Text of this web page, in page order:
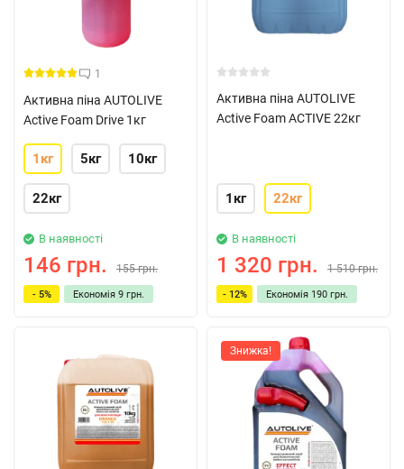
1
Активна піна AUTOLIVE
Active Foam Drive 1кг
1кг 5кг 10кг
22кг
В наявності
146 грн. 155 грн.
- 5% Економія 9 грн.
Активна піна AUTOLIVE
Active Foam ACTIVE 22кг
1кг 22кг
В наявності
1 320 грн. 1 510 грн.
- 12% Економія 190 грн.
Знижка!